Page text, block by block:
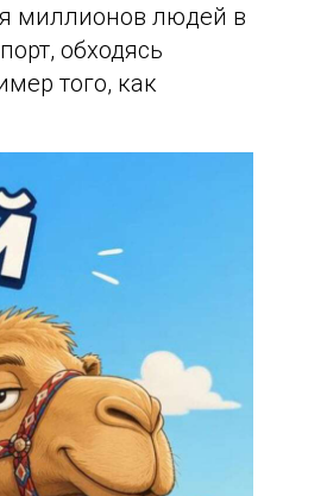
миллионов людей в
обходясь
того, как